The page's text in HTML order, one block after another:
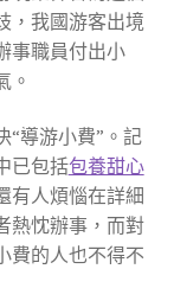
，我國游客出境
事職員付出小
。
“導游小費”。記
已包括包養甜心
有人煩惱在詳細
熱忱辦事，而對
費的人也不得不